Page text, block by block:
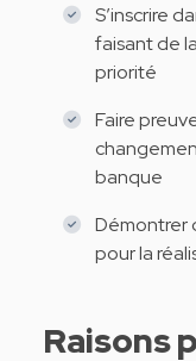
S’inscrire
faisant de
priorité
Faire
banque
Démontrer
pour la
Raisons